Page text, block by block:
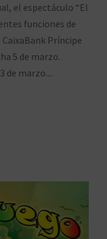
el espectáculo “El
funciones de
Príncipe
5 de marzo.
de marzo....